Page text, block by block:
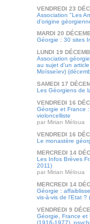
VENDREDI 23
Association "Les
d'origine
MARDI 20
Géorgie : 30 sites
LUNDI 19
Association
au sujet d'un
Moïsseïev)
SAMEDI 17
Les Géorgiens de
VENDREDI 16
Géorgie et France
violoncelliste
par Mirian Méloua
VENDREDI 16
Le monastère
MERCREDI 14
Les Infos Brèves
2011)
par Mirian Méloua
MERCREDI 14
Géorgie :
vis-à-vis de l'Etat ?
VENDREDI 9
Géorgie, France et
(1916-1977),